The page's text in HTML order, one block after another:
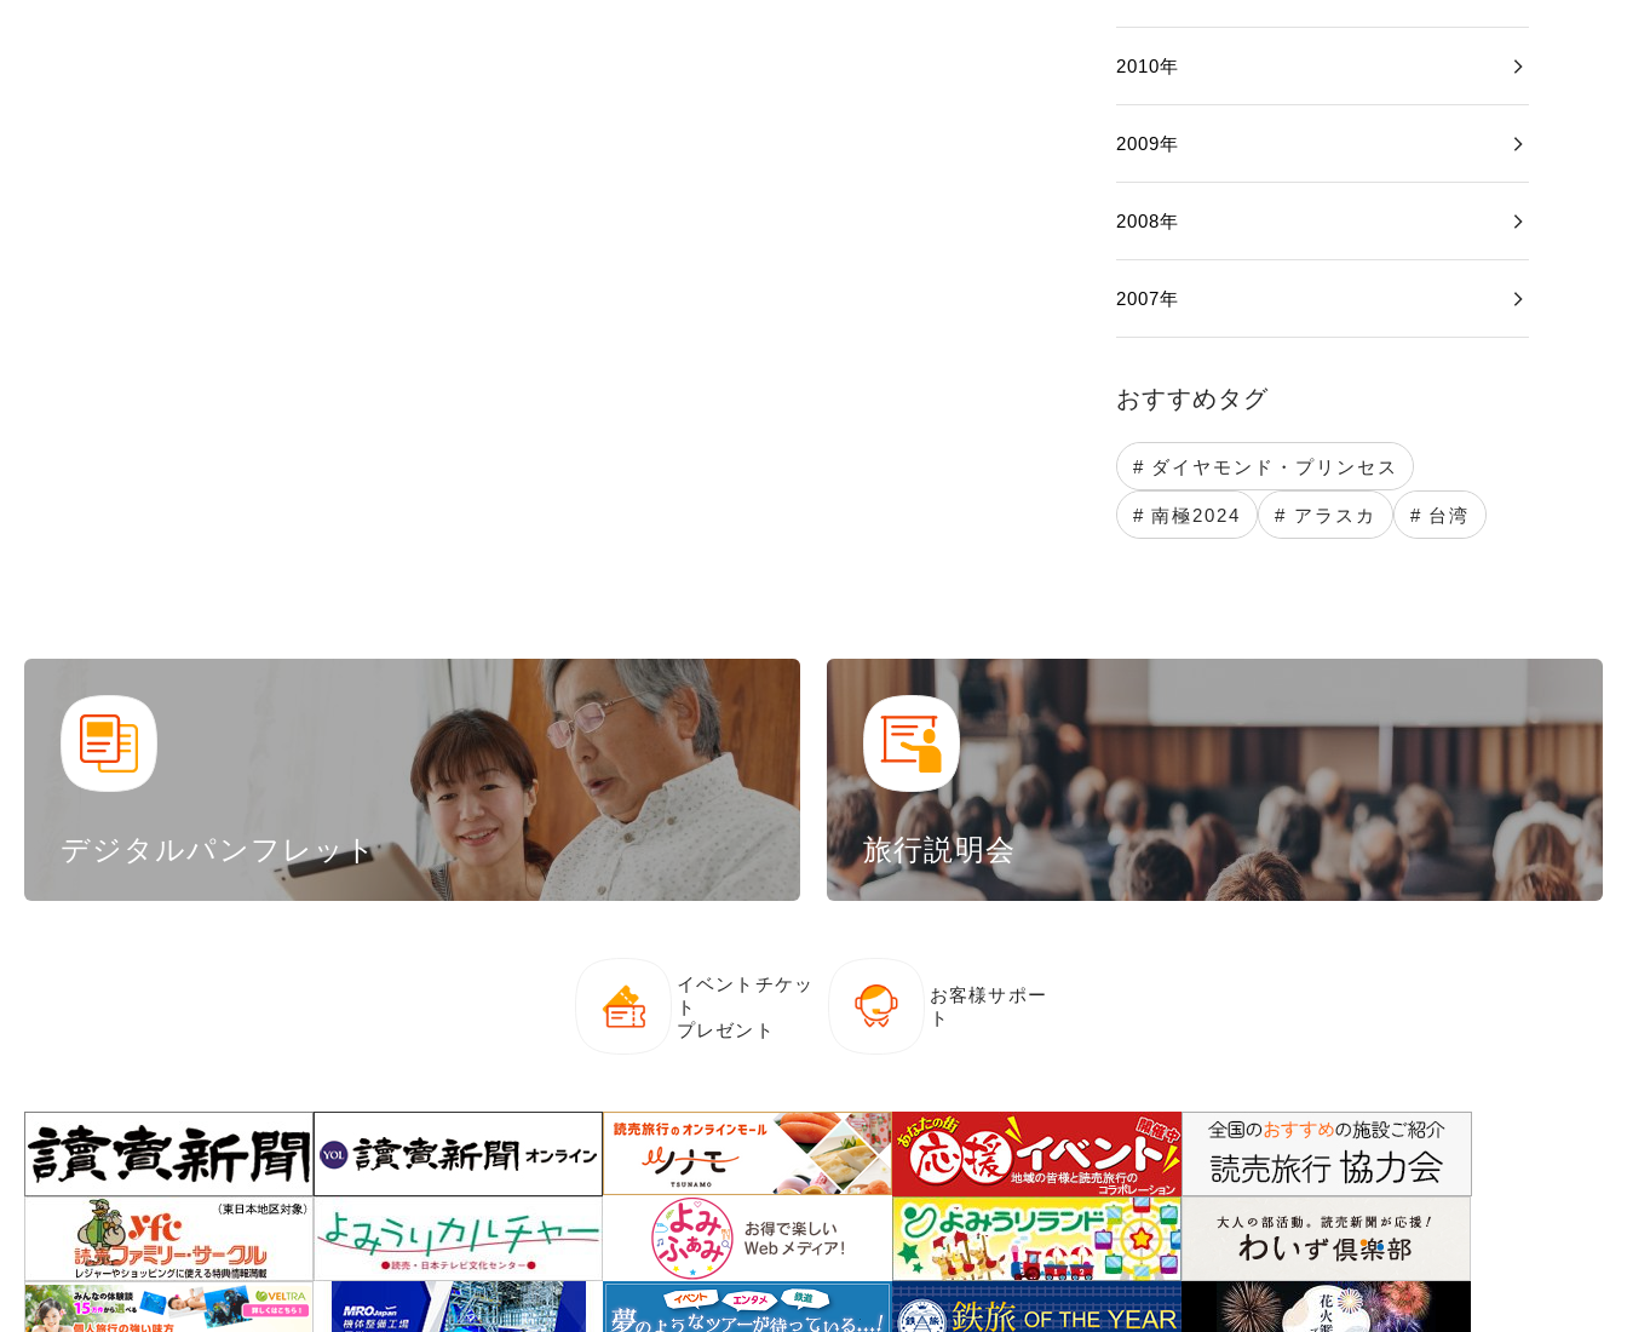
2010年
2009年
2008年
2007年
おすすめタグ
# ダイヤモンド・プリンセス
# 南極2024 # アラスカ # 台湾
デジタルパンフレット 旅行説明会
イベントチケッ
ト
プレゼント
お客様サポー
ト